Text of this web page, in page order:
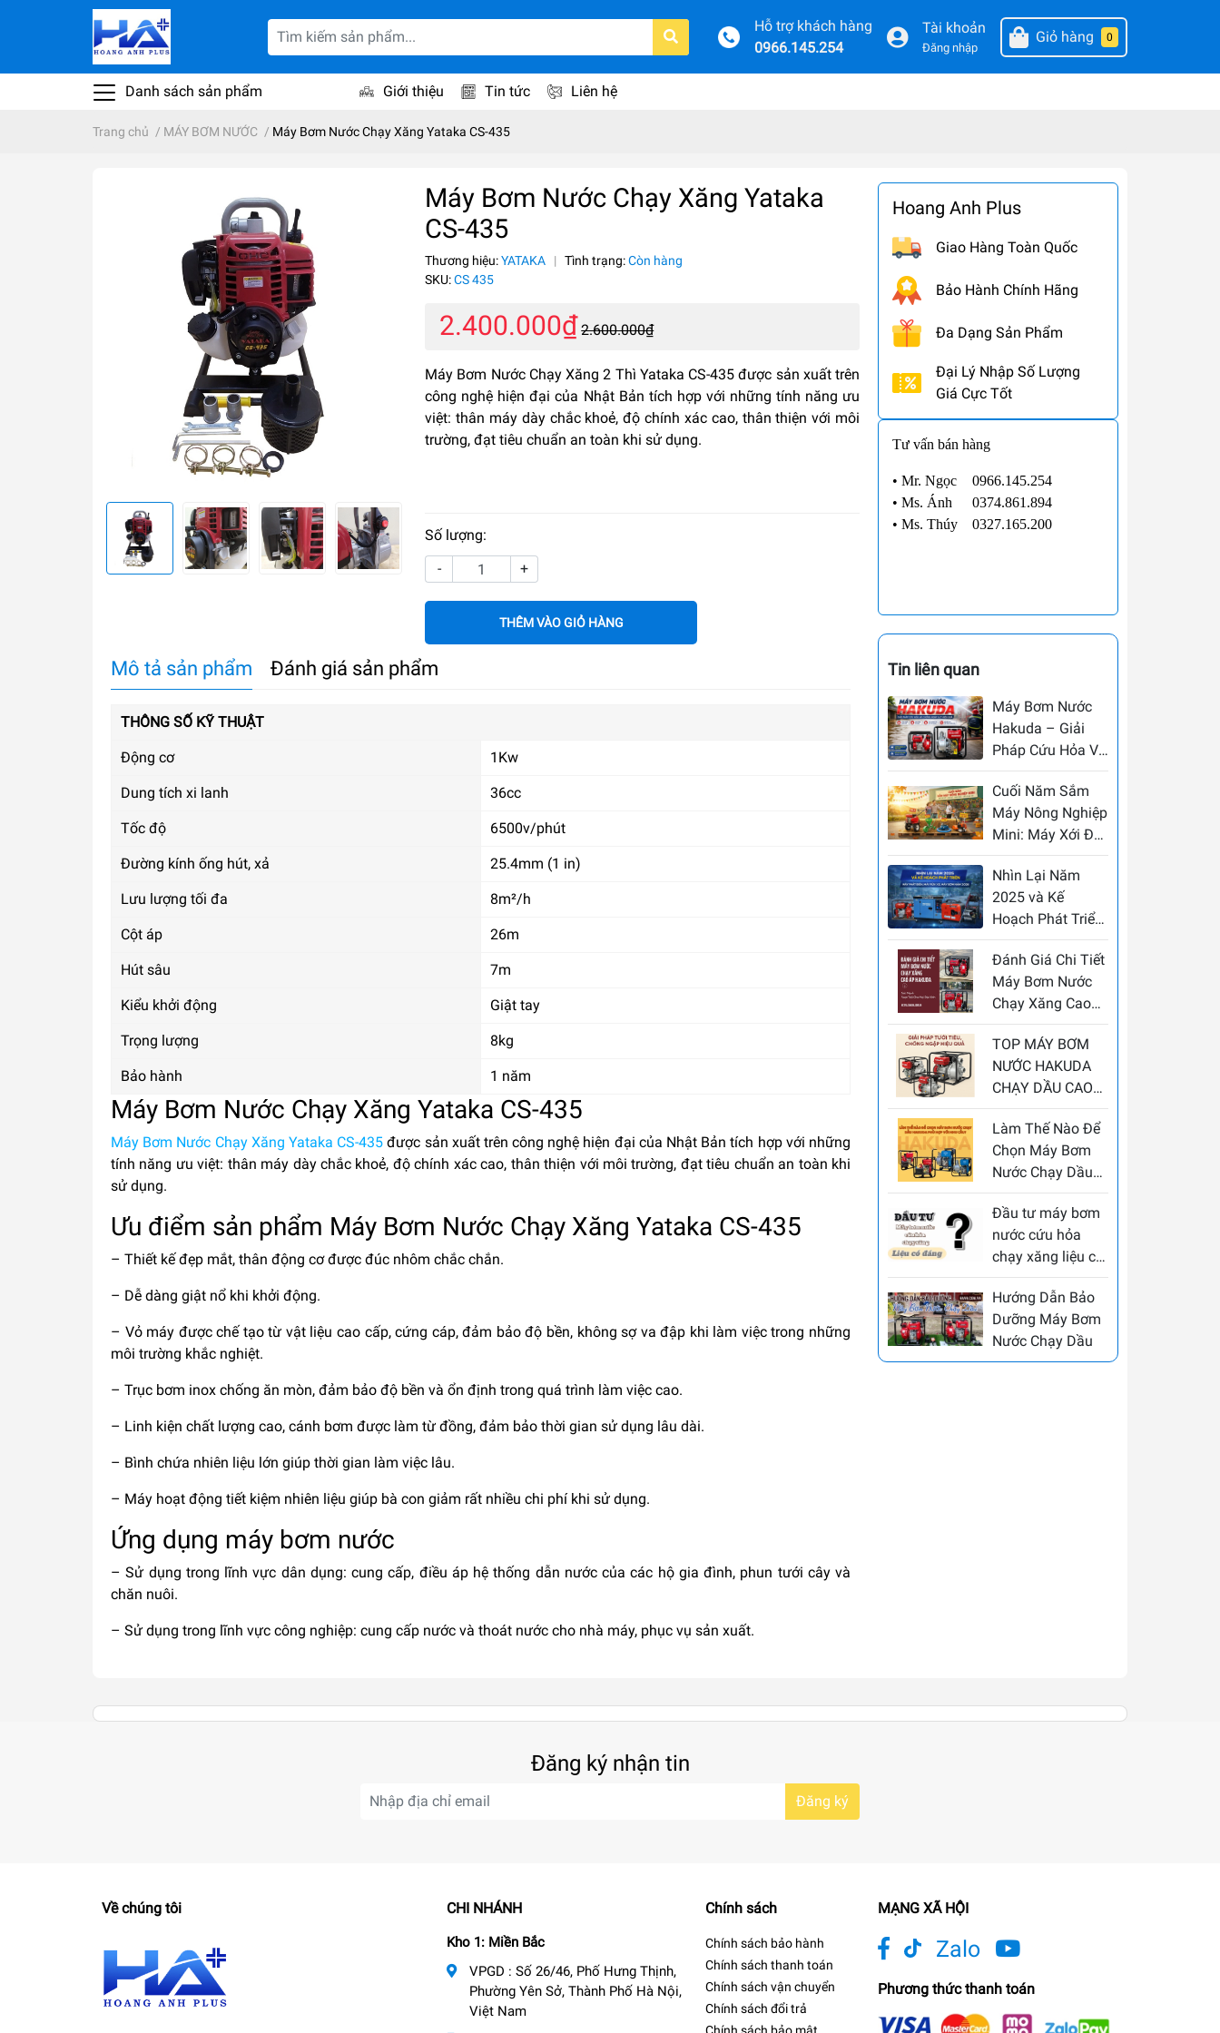
Hỗ trợ khách hàng
0966.145.254
Tài khoản
Đăng nhập
Giỏ hàng 0
Danh sách sản phẩm Giới thiệu Tin tức Liên hệ
Trang chủ / MÁY BƠM NƯỚC / Máy Bơm Nước Chạy Xăng Yataka CS-435
Máy Bơm Nước Chạy Xăng Yataka
CS-435
Thương hiệu:YATAKA | Tình trạng:Còn hàng
SKU:CS 435
2.400.000₫ 2.600.000₫
Máy Bơm Nước Chạy Xăng 2 Thì Yataka CS-435 được sản xuất trên
công nghệ hiện đại của Nhật Bản tích hợp với những tính năng ưu
việt: thân máy dày chắc khoẻ, độ chính xác cao, thân thiện với môi
trường, đạt tiêu chuẩn an toàn khi sử dụng.
Số lượng:
-
+
THÊM VÀO GIỎ HÀNG
Mô tả sản phẩm Đánh giá sản phẩm
THÔNG SỐ KỸ THUẬT
Động cơ 1Kw
Dung tích xi lanh 36cc
Tốc độ 6500v/phút
Đường kính ống hút, xả 25.4mm (1 in)
Lưu lượng tối đa 8m²/h
Cột áp 26m
Hút sâu 7m
Kiểu khởi động Giật tay
Trọng lượng 8kg
Bảo hành 1 năm
Máy Bơm Nước Chạy Xăng Yataka CS-435
Máy Bơm Nước Chạy Xăng Yataka CS-435 được sản xuất trên công nghệ hiện đại của Nhật Bản tích hợp với những
tính năng ưu việt: thân máy dày chắc khoẻ, độ chính xác cao, thân thiện với môi trường, đạt tiêu chuẩn an toàn khi
sử dụng.
Ưu điểm sản phẩm Máy Bơm Nước Chạy Xăng Yataka CS-435
– Thiết kế đẹp mắt, thân động cơ được đúc nhôm chắc chắn.
– Dễ dàng giật nổ khi khởi động.
– Vỏ máy được chế tạo từ vật liệu cao cấp, cứng cáp, đảm bảo độ bền, không sợ va đập khi làm việc trong những
môi trường khắc nghiệt.
– Trục bơm inox chống ăn mòn, đảm bảo độ bền và ổn định trong quá trình làm việc cao.
– Linh kiện chất lượng cao, cánh bơm được làm từ đồng, đảm bảo thời gian sử dụng lâu dài.
– Bình chứa nhiên liệu lớn giúp thời gian làm việc lâu.
– Máy hoạt động tiết kiệm nhiên liệu giúp bà con giảm rất nhiều chi phí khi sử dụng.
Ứng dụng máy bơm nước
– Sử dụng trong lĩnh vực dân dụng: cung cấp, điều áp hệ thống dẫn nước của các hộ gia đình, phun tưới cây và
chăn nuôi.
– Sử dụng trong lĩnh vực công nghiệp: cung cấp nước và thoát nước cho nhà máy, phục vụ sản xuất.
Hoang Anh Plus
Giao Hàng Toàn Quốc
Bảo Hành Chính Hãng
Đa Dạng Sản Phẩm
Đại Lý Nhập Số Lượng
Giá Cực Tốt
Tư vấn bán hàng
• Mr. Ngọc
0966.145.254
• Ms. Ánh
0374.861.894
• Ms. Thúy 0327.165.200
Tin liên quan
Máy Bơm Nước
Hakuda – Giải
Pháp Cứu Hỏa Và
Chống Ngập Lụt
Hiệu Quả
Cuối Năm Sắm
Máy Nông Nghiệp
Mini: Máy Xới Đất
– Gieo Hạt – Bơm
Nước – Cắt Cỏ
Giá Tốt
Nhìn Lại Năm
2025 và Kế
Hoạch Phát Triển
Máy Phát Điện,
Máy Rửa Xe, Máy
Bơm Năm 2026
Đánh Giá Chi Tiết
Máy Bơm Nước
Chạy Xăng Cao
Áp Hakuda: Sức
Mạnh Vượt Trội
Cho Mọi Địa Hình
TOP MÁY BƠM
NƯỚC HAKUDA
CHẠY DẦU CAO
ÁP: Giải Pháp
Tưới Tiêu, Chống
Ngập Hiệu Quả
Làm Thế Nào Để
Chọn Máy Bơm
Nước Chạy Dầu
Hakuda Phù Hợp
Với Nhu Cầu?
Đầu tư máy bơm
nước cứu hỏa
chạy xăng liệu có
đáng?
Hướng Dẫn Bảo
Dưỡng Máy Bơm
Nước Chạy Dầu
Đăng ký nhận tin
Đăng ký
Về chúng tôi CHI NHÁNH
Kho 1: Miền Bắc
VPGD : Số 26/46, Phố Hưng Thịnh,
Phường Yên Sở, Thành Phố Hà Nội,
Việt Nam
Chính sách
Chính sách bảo hành
Chính sách thanh toán
Chính sách vận chuyển
Chính sách đổi trả
MẠNG XÃ HỘI
Zalo
Phương thức thanh toán